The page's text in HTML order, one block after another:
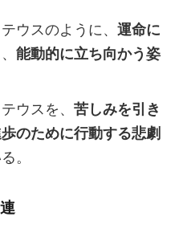
ウスのように、 運命に
能動的に立ち向かう姿
ウスを、 苦しみを引き
のために行動する悲劇
。